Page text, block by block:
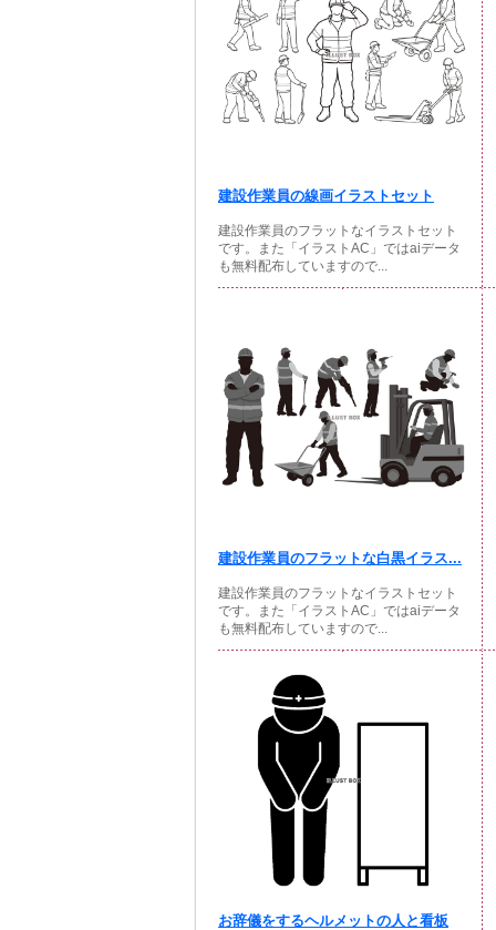
建設作業員の線画イラストセット
建設作業員のフラットなイラストセット
です。また「イラストAC」ではaiデータ
も無料配布していますので...
建設作業員のフラットな白黒イラス...
建設作業員のフラットなイラストセット
です。また「イラストAC」ではaiデータ
も無料配布していますので...
お辞儀をするヘルメットの人と看板